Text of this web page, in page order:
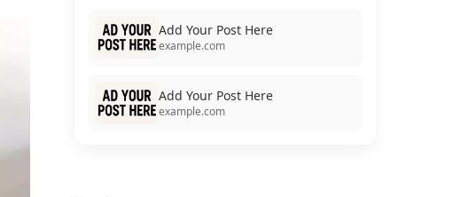
Add Your Post Here
example.com
Add Your Post Here
example.com